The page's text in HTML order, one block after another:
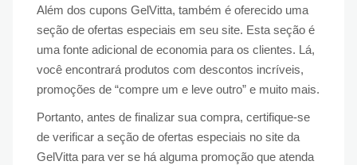
Além dos cupons GelVitta, também é oferecido uma
seção de ofertas especiais em seu site. Esta seção é
uma fonte adicional de economia para os clientes. Lá,
você encontrará produtos com descontos incríveis,
promoções de “compre um e leve outro” e muito mais.
Portanto, antes de finalizar sua compra, certifique-se
de verificar a seção de ofertas especiais no site da
GelVitta para ver se há alguma promoção que atenda